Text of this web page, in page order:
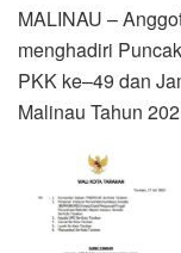
MALINAU –
menghadiri
PKK ke–49 dan
Malinau Tahun